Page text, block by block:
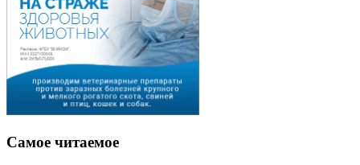
Самое читаемое